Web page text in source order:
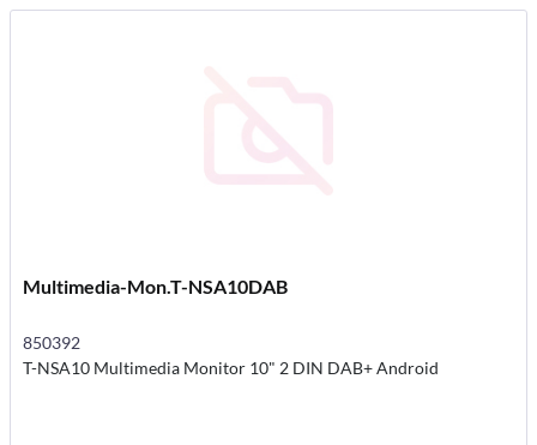
Multimedia-Mon.T-NSA10DAB
850392
T-NSA10 Multimedia Monitor 10" 2 DIN DAB+ Android